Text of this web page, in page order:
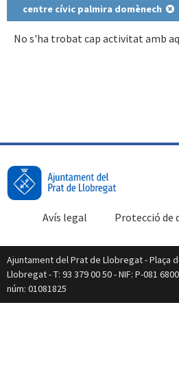
centre cívic palmira domènech
No s'ha trobat cap activitat amb
Protecció de
Avís legal
Ajuntament del Prat de Llobregat - Plaça
Llobregat - T: 93 379 00 50 - NIF: P-081
núm: 01081825